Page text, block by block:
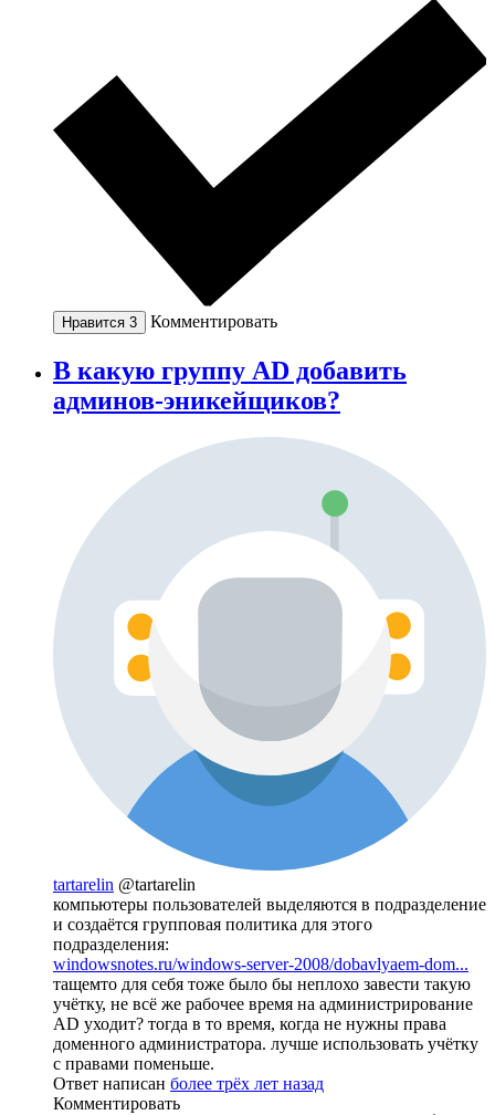
Нравится 3 Комментировать
В какую группу AD добавить
админов-эникейщиков?
tartarelin @tartarelin
компьютеры пользователей выделяются в подразделение
и создаётся групповая политика для этого
подразделения:
windowsnotes.ru/windows-server-2008/dobavlyaem-dom...
тащемто для себя тоже было бы неплохо завести такую
учётку, не всё же рабочее время на администрирование
AD уходит? тогда в то время, когда не нужны права
доменного администратора. лучше использовать учётку
с правами поменьше.
Ответ написан более трёх лет назад
Комментировать